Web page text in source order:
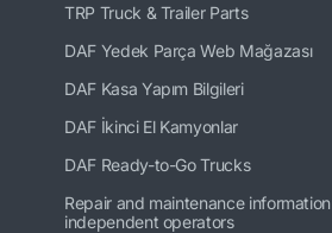
TRP Truck & Trailer Parts
DAF Yedek Parça Web Mağazası
DAF Kasa Yapım Bilgileri
DAF İkinci El Kamyonlar
DAF Ready-to-Go Trucks
Repair and maintenance
independent operators